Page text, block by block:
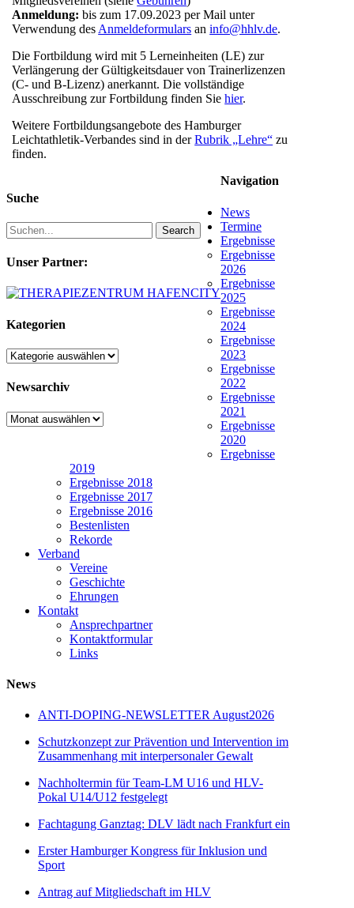
Anmeldung:bis zum 17.09.2023 per Mail unter
Verwendung desAnmeldeformulars aninfo@hhlv.de.
Die Fortbildung wird mit 5 Lerneinheiten (LE) zur
Verlängerung der Gültigkeitsdauer von Trainerlizenzen
(C- und B-Lizenz) anerkannt. Die vollständige
Ausschreibung zur Fortbildung finden Siehier.
Weitere Fortbildungsangebote des Hamburger
Leichtathletik-Verbandes sind in derRubrik „Lehre“ zu
finden.
Suche
Search
Unser Partner:
Kategorien
Kategorien
Newsarchiv
Newsarchiv
Navigation
News
Termine
Ergebnisse
Ergebnisse
2026
Ergebnisse
2025
Ergebnisse
2024
Ergebnisse
2023
Ergebnisse
2022
Ergebnisse
2021
Ergebnisse
2020
Ergebnisse
2019
Ergebnisse 2018
Ergebnisse 2017
Ergebnisse 2016
Bestenlisten
Rekorde
Verband
Vereine
Geschichte
Ehrungen
Kontakt
Ansprechpartner
Kontaktformular
Links
News
ANTI-DOPING-NEWSLETTER August2026
Schutzkonzept zur Prävention und Intervention im
Zusammenhang mit interpersonaler Gewalt
Nachholtermin für Team-LM U16 und HLV-
Pokal U14/U12 festgelegt
Fachtagung Ganztag: DLV lädt nach Frankfurt ein
Erster Hamburger Kongress für Inklusion und
Sport
Antrag auf Mitgliedschaft im HLV